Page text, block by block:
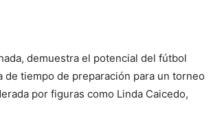
demuestra el potencial del fútbol
tiempo de preparación para un torneo
por figuras como Linda Caicedo,